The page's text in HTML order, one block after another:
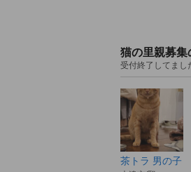
猫の里親募集
受付終了してまし
茶トラ 男の子